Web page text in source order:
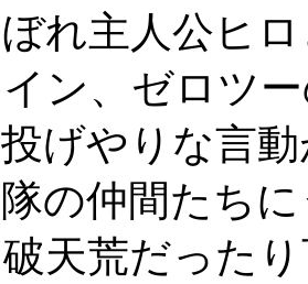
れ主人公ヒ
ン、ゼロツ
げやりな言
の仲間たち
天荒だった